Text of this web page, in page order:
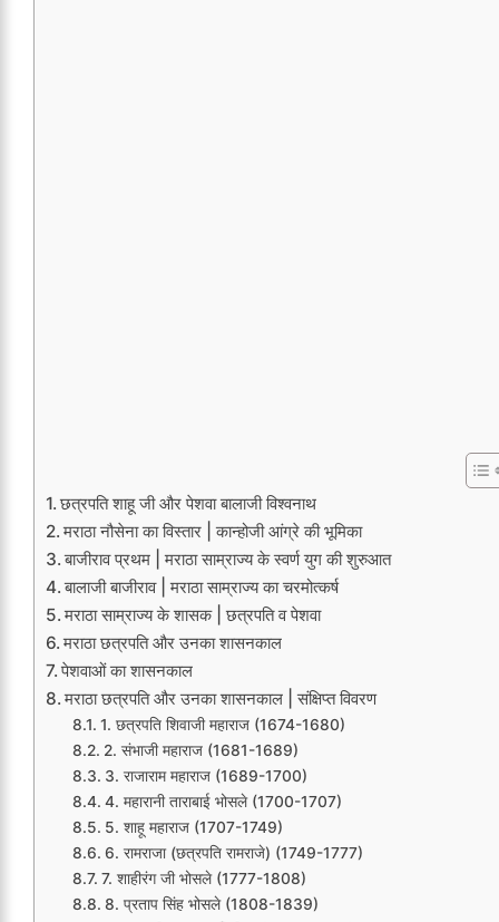
छत्रपति शाहू जी और पेशवा बालाजी विश्वनाथ
मराठा नौसेना का विस्तार | कान्होजी आंग्रे की भूमिका
बाजीराव प्रथम | मराठा साम्राज्य के स्वर्ण युग की शुरुआत
बालाजी बाजीराव | मराठा साम्राज्य का चरमोत्कर्ष
मराठा साम्राज्य के शासक | छत्रपति व पेशवा
मराठा छत्रपति और उनका शासनकाल
पेशवाओं का शासनकाल
मराठा छत्रपति और उनका शासनकाल | संक्षिप्त विवरण
1. छत्रपति शिवाजी महाराज (1674-1680)
2. संभाजी महाराज (1681-1689)
3. राजाराम महाराज (1689-1700)
4. महारानी ताराबाई भोसले (1700-1707)
5. शाहू महाराज (1707-1749)
6. रामराजा (छत्रपति रामराजे) (1749-1777)
7. शाहीरंग जी भोसले (1777-1808)
8. प्रताप सिंह भोसले (1808-1839)